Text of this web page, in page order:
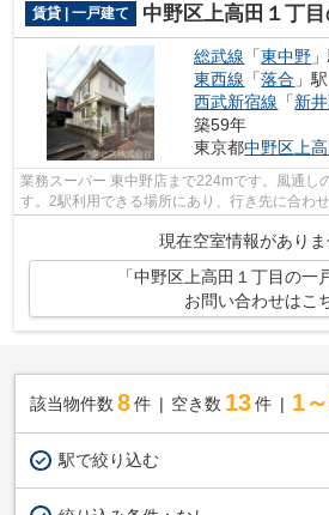
賃貸 | 一戸建て 中野区上高田１丁
総武線 「東中野
東西線 「落合 」
西武新宿線 「新
築59年
東京都中野区 上
業務スーパー 東中野店まで224mです。風通し
す。2駅利用できる場所にあり、行き先に合わ
建て物件は、室内のレイアウトの自由度も...
現在空室情報がありま
「中野区上高田１丁目の一
お問い合わせはこ
該当物件数 8件 空き数 13 件 1
駅で絞り込む